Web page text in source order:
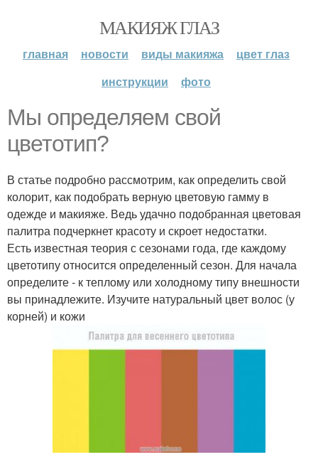
МАКИЯЖ ГЛАЗ
главная новости виды макияжа
цвет глаз
инструкции
фото
Мы определяем свой
цветотип?
В статье подробно рассмотрим, как определить свой
колорит, как подобрать верную цветовую гамму в
одежде и макияже. Ведь удачно подобранная цветовая
палитра подчеркнет красоту и скроет недостатки.
Есть известная теория с сезонами года, где каждому
цветотипу относится определенный сезон. Для начала
определите - к теплому или холодному типу внешности
вы принадлежите. Изучите натуральный цвет волос (у
корней) и кожи